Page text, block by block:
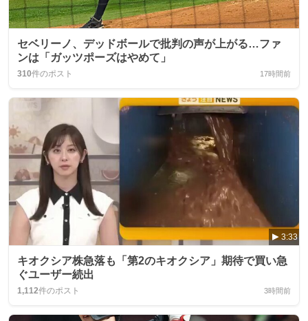
セベリーノ、デッドボールで批判の声が上がる…ファ
ンは「ガッツポーズはやめて」
310件のポスト 17時間前
3:33
キオクシア株急落も「第2のキオクシア」期待で買い急
ぐユーザー続出
1,112件のポスト 3時間前